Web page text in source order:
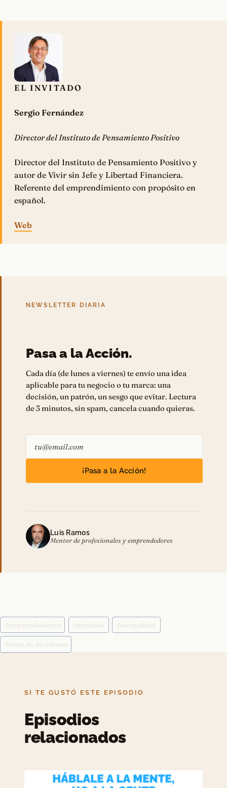
EL INVITADO
Sergio Fernández
Director del Instituto de Pensamiento Positivo
Director del Instituto de Pensamiento Positivo y
autor de Vivir sin Jefe y Libertad Financiera.
Referente del emprendimiento con propósito en
español.
Web
NEWSLETTER DIARIA
Pasa a la Acción.
Cada día (de lunes a viernes) te envío una idea
aplicable para tu negocio o tu marca: una
decisión, un patrón, un sesgo que evitar. Lectura
de 3 minutos, sin spam, cancela cuando quieras.
¡Pasa a la Acción!
Luis Ramos
Mentor de profesionales y emprendedores
Etiquetas
de
la
#emprendimiento #intuición #mentalidad
#toma de decisiones
SI TE GUSTÓ ESTE EPISODIO
Episodios
relacionados